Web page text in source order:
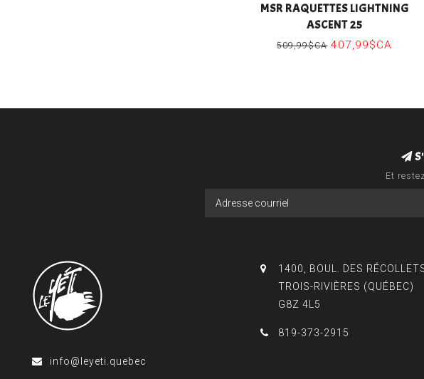
MSR RAQUETTES LIGHTNING
ASCENT 25
509,99$CA407,99$CA
Et
info@leyeti.quebec
1400, BOUL. DES
TROIS-RIVIÈRES (QUÉBEC)
G8Z 4L5
819-373-2915